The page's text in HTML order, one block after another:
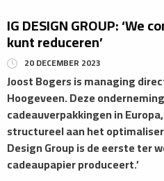
IG DESIGN GROUP:
kunt reduceren’
20 DECEMBER 2023
Joost Bogers is managing
Hoogeveen. Deze
cadeauverpakkingen in
structureel aan het
Design Group is de eerste ter
cadeaupapier produceert.’